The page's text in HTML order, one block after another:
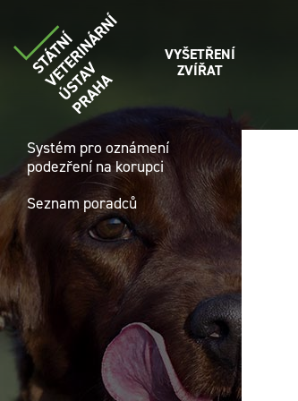
VYŠETŘENÍ
ZVÍŘAT
Systém pro oznámení
podezření na korupci
Seznam poradců